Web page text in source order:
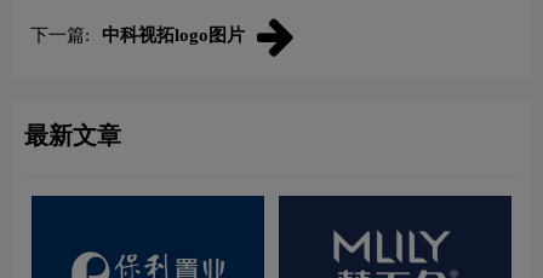
下一篇: 中科视拓logo图片
最新文章